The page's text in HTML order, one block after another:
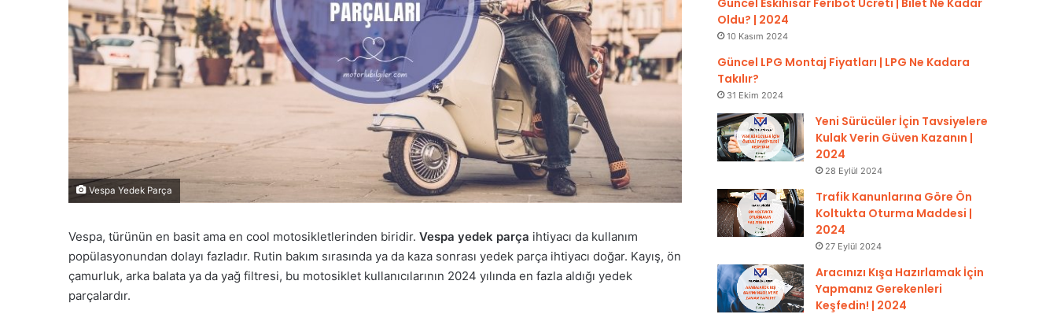
Vespa Yedek Parça
Vespa, türünün en basit ama en cool motosikletlerinden biridir. Vespa yedek parça ihtiyacı da kullanım
popülasyonundan dolayı fazladır. Rutin bakım sırasında ya da kaza sonrası yedek parça ihtiyacı doğar. Kayış, ön
çamurluk, arka balata ya da yağ filtresi, bu motosiklet kullanıcılarının 2024 yılında en fazla aldığı yedek
parçalardır.
Oldu? | 2024
10 Kasım 2024
Güncel LPG Montaj Fiyatları | LPG Ne Kadara
Takılır?
31 Ekim 2024
Yeni Sürücüler İçin Tavsiyelere
Kulak Verin Güven Kazanın |
2024
28 Eylül 2024
Trafik Kanunlarına Göre Ön
Koltukta Oturma Maddesi |
2024
27 Eylül 2024
Aracınızı Kışa Hazırlamak İçin
Yapmanız Gerekenleri
Keşfedin! | 2024